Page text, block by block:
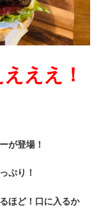
ええ！
が登場！
ぷり！
ほど！口に入るか